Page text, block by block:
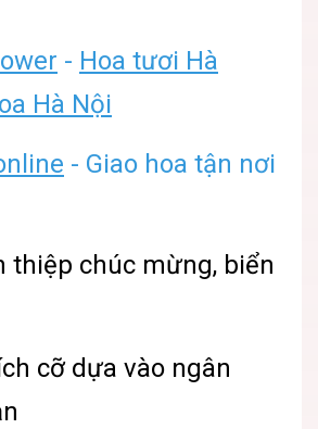
- Hoa tươi Hà
Hà Nội
- Giao hoa tận nơi
thiệp chúc mừng, biển
cỡ dựa vào ngân